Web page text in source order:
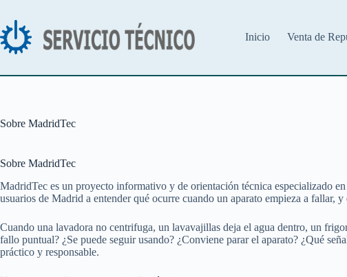
contenido
Inicio Venta de
Sobre MadridTec
Sobre MadridTec
MadridTec es un proyecto informativo y de orientación técnica especializado
usuarios de Madrid a entender qué ocurre cuando un aparato empieza a fallar,
Cuando una lavadora no centrifuga, un lavavajillas deja el agua dentro, un
fallo puntual? ¿Se puede seguir usando? ¿Conviene parar el aparato? ¿Qué
práctico y responsable.